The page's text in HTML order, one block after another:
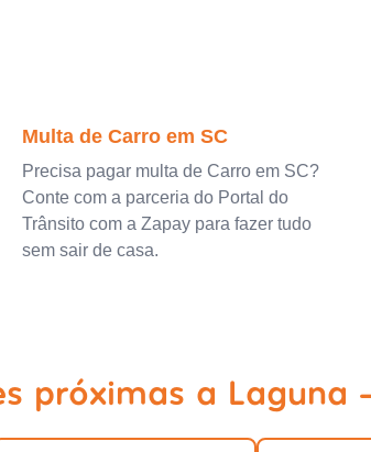
Multa de Carro em SC
Precisa pagar multa de Carro em SC?
Conte com a parceria do Portal do
Trânsito com a Zapay para fazer tudo
sem sair de casa.
próximas a Laguna